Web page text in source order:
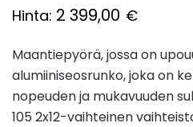
Hinta: 2 399,00 €
Maantiepyörä, jossa on
alumiiniseosrunko, joka on
nopeuden ja mukavuuden
105 2x12-vaihteinen